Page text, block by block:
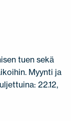
tuen sekä
Myynti ja
22.12,